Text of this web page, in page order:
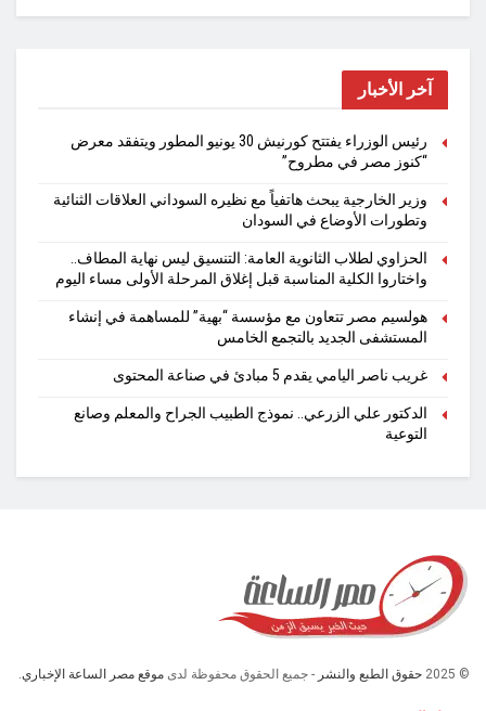
آخر الأخبار
رئيس الوزراء يفتتح كورنيش 30 يونيو المطور ويتفقد معرض
“كنوز مصر في مطروح”
وزير الخارجية يبحث هاتفياً مع نظيره السوداني العلاقات الثنائية
وتطورات الأوضاع في السودان
الحزاوي لطلاب الثانوية العامة: التنسيق ليس نهاية المطاف..
واختاروا الكلية المناسبة قبل إغلاق المرحلة الأولى مساء اليوم
هولسيم مصر تتعاون مع مؤسسة “بهية” للمساهمة في إنشاء
المستشفى الجديد بالتجمع الخامس
غريب ناصر اليامي يقدم 5 مبادئ في صناعة المحتوى
الدكتور علي الزرعي.. نموذج الطبيب الجراح والمعلم وصانع
التوعية
© 2025 حقوق الطبع والنشر - جميع الحقوق محفوظة لدى موقع مصر الساعة الإخباري.